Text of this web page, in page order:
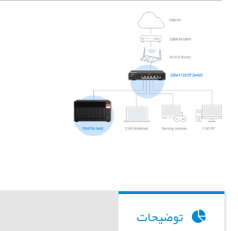
توضیحات